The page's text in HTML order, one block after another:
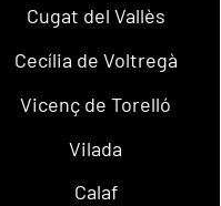
Cugat del Vallès
Cecília de Voltregà
Vicenç de Torelló
Vilada
Calaf